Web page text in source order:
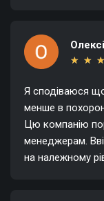
★ ★ ★
★ ★ ★
Я сподіваюся
менше в
Цю компанію
менеджерам.
на належному